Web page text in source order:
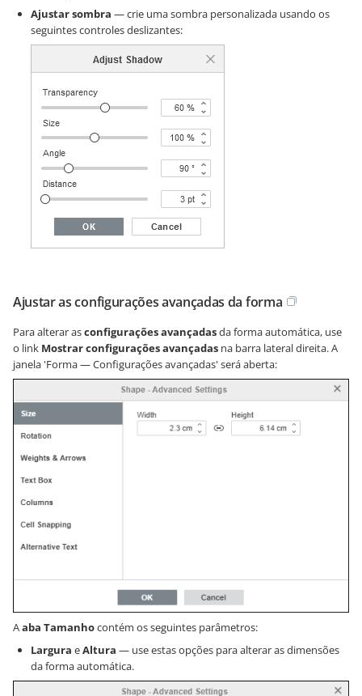
Ajustar sombra — crie uma sombra personalizada usando os
seguintes controles deslizantes:
Ajustar as configurações avançadas da forma
Para alterar asconfigurações avançadasda forma automática, use
o link Mostrar configurações avançadas na barra lateral direita. A
janela 'Forma — Configurações avançadas' será aberta:
Aaba Tamanhocontém os seguintes parâmetros:
Largura eAltura — use estas opções para alterar as dimensões
da forma automática.